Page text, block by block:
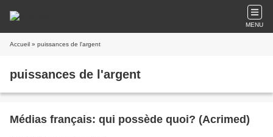
MENU
Accueil » puissances de l'argent
puissances de l'argent
Médias français: qui possède quoi? (Acrimed)